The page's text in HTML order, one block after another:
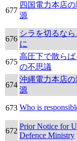
677
四国電力本店
源
676
シラを切るな
に
675
高圧下で散ら
の不思議
674
沖縄電力本店
源
673 Who is
672
Prior Notice for
Defence Ministry